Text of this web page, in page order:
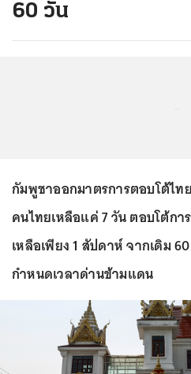
60 วัน
กัมพูชาออกมาตรการตอบโต้ไ
คนไทยเหลือแค่ 7 วัน ตอบโต้ก
เหลือเพียง 1 สัปดาห์ จากเดิม
กำหนดเวลาด่านข้ามแดน